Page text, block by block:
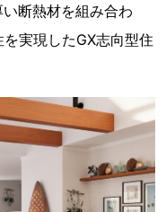
断熱材を組み合わ
実現したGX志向型住